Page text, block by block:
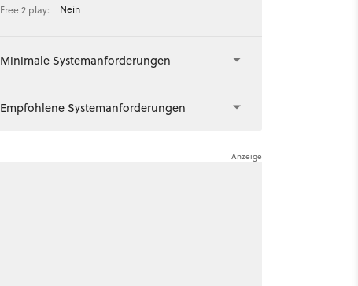
Free 2 play:
Nein
Minimale Systemanforderungen
Empfohlene Systemanforderungen